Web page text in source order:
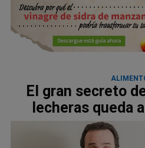
El gran secreto
lecheras queda